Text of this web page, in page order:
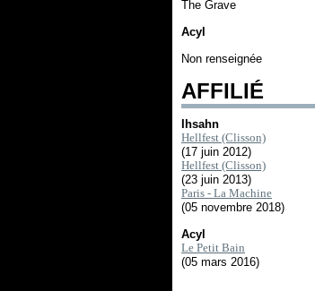
The Grave
Acyl
Non renseignée
AFFILIÉ
Ihsahn
Hellfest (Clisson)
(17 juin 2012)
Hellfest (Clisson)
(23 juin 2013)
Paris - La Machine
(05 novembre 2018)
Acyl
Le Petit Bain
(05 mars 2016)